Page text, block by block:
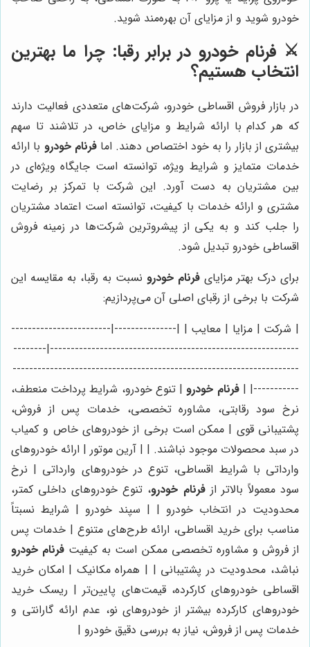
خودرو شوید و از مزایای آن بهره‌مند شوید.
⚔️ فرنام خودرو در برابر رقبا: چرا ما بهترین
انتخاب هستیم؟
در بازار فروش اقساطی خودرو، شرکت‌های متعددی فعالیت دارند
که هر کدام با ارائه شرایط و مزایای خاص، در تلاشند تا سهم
بیشتری از بازار را به خود اختصاص دهند. امافرنام خودرو با ارائه
خدمات متمایز و شرایط ویژه، توانسته است جایگاه ویژه‌ای در
بین مشتریان به دست آورد. این شرکت با تمرکز بر رضایت
مشتری و ارائه خدمات با کیفیت، توانسته است اعتماد مشتریان
را جلب کند و به یکی از پیشروترین شرکت‌ها در زمینه فروش
اقساطی خودرو تبدیل شود.
برای درک بهتر مزایای فرنام خودرو نسبت به رقبا، به مقایسه این
شرکت با برخی از رقبای اصلی آن می‌پردازیم:
| شرکت | مزایا | معایب | |---------------|------------------------
------------------------------------------------------------|--------
---------------------------------------------------------------------
-----------| |فرنام خودرو| تنوع خودرو، شرایط پرداخت منعطف،
نرخ سود رقابتی، مشاوره تخصصی، خدمات پس از فروش،
پشتیبانی قوی | ممکن است برخی از خودروهای خاص و کمیاب
در سبد محصولات موجود نباشند. | | آرین موتور | ارائه خودروهای
وارداتی با شرایط اقساطی، تنوع در خودروهای وارداتی | نرخ
سود معمولاً بالاتر ازفرنام خودرو، تنوع خودروهای داخلی کمتر،
محدودیت در انتخاب خودرو | | سپند خودرو | شرایط نسبتاً
مناسب برای خرید اقساطی، ارائه طرح‌های متنوع | خدمات پس
از فروش و مشاوره تخصصی ممکن است به کیفیت فرنام خودرو
نباشد، محدودیت در پشتیبانی | | همراه مکانیک | امکان خرید
اقساطی خودروهای کارکرده، قیمت‌های پایین‌تر | ریسک خرید
خودروهای کارکرده بیشتر از خودروهای نو، عدم ارائه گارانتی و
خدمات پس از فروش، نیاز به بررسی دقیق خودرو |